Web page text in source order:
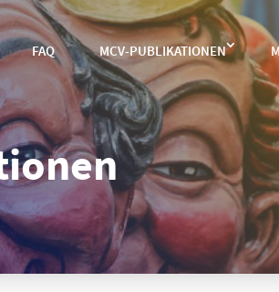
FAQ MCV-PUBLIKATIONEN